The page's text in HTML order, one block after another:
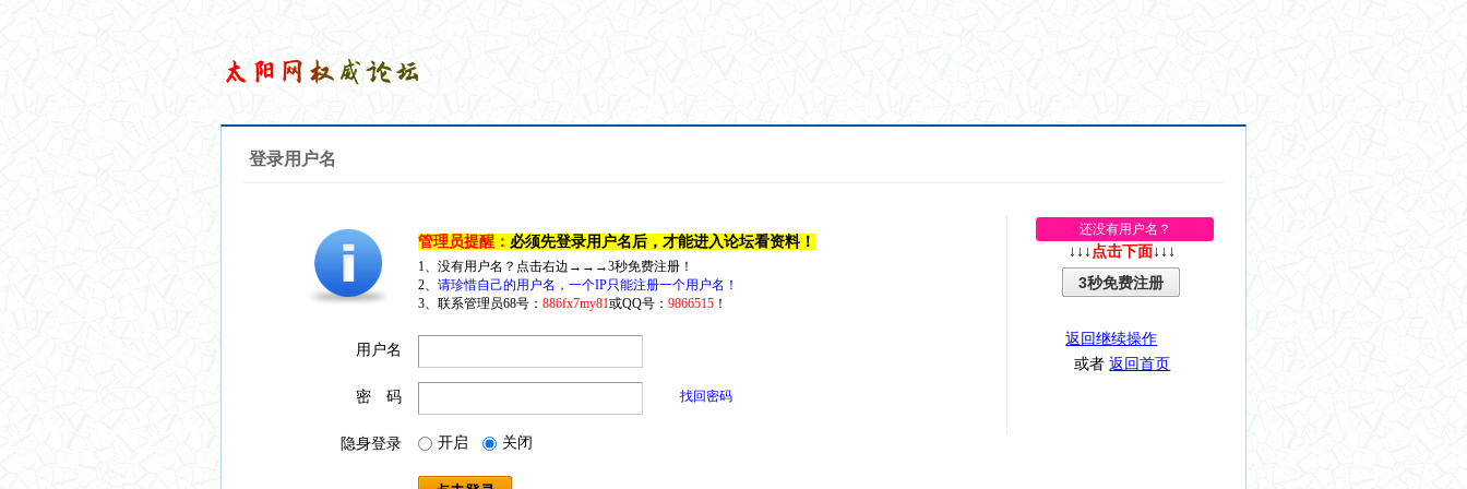
登录用户名
管理员提醒： 必须先登录用户名后，才能进入论坛看资料！
1、没有用户名？点击右边→→→3秒免费注册！
2、 请珍惜自己的用户名，一个IP只能注册一个用户名！
3、联系管理员68号： 886fx7my81或QQ号： 9866515！
用户名
密 码 找回密码
隐身登录 开启 关闭
还没有用户名？
↓↓↓ 点击下面 ↓↓↓
3秒免费注册
返回继续操作
或者返回首页